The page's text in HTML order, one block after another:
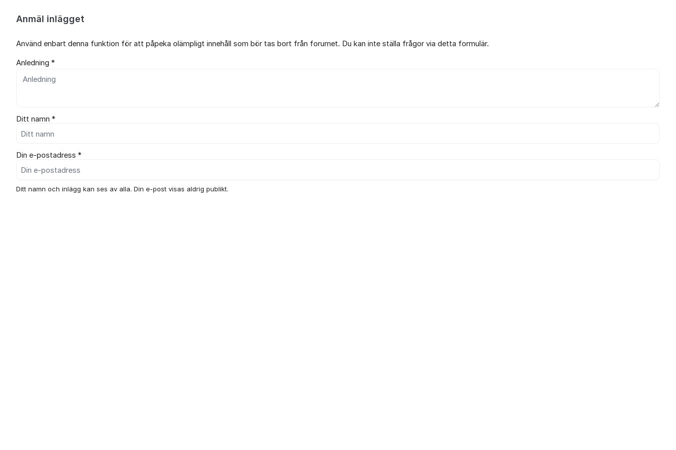
Anmäl inlägget
Använd enbart denna funktion för att påpeka olämpligt innehåll som bör tas bort från forumet. Du kan inte ställa frågor via detta formulär.
Anledning *
Ditt namn *
Din e-postadress *
Ditt namn och inlägg kan ses av alla. Din e-post visas aldrig publikt.